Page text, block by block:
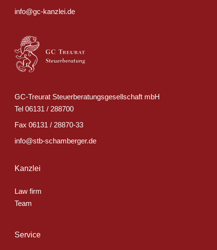
info@gc-kanzlei.de
Kanzlei
Law firm
Team
GC-Treurat Steuerberatungsgesellschaft mbH
Tel 06131 / 288700
Fax 06131 / 28870-33
info@stb-schamberger.de
Service